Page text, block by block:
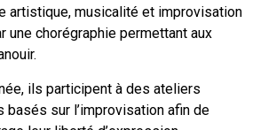
artistique, musicalité et improvisation
une chorégraphie permettant aux
ils participent à des ateliers
basés sur l’improvisation afin de